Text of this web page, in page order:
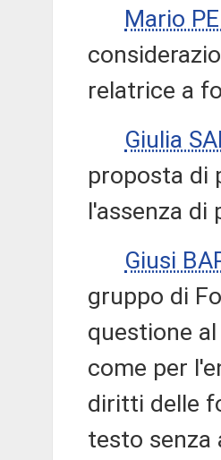
Mario
relatrice a
Giulia
proposta di
l'assenza
Giusi
gruppo di
questione
come per
diritti delle
testo senza